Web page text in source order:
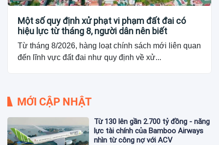
Một số quy định xử phạt vi phạm đất đai có
hiệu lực từ tháng 8, người dân nên biết
Từ tháng 8/2026, hàng loạt chính sách mới liên quan
đến lĩnh vực đất đai như quy định về xử...
MỚI CẬP NHẬT
Từ 130 lên gần 2.700 tỷ đồng - năng
lực tài chính của Bamboo Airways
nhìn từ công nợ với ACV